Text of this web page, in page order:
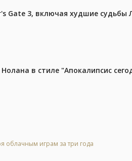
Gate 3, включая худшие судьбы
в стиле "Апокалипсис
облачным играм за три года